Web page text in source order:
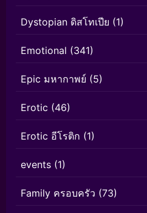
Dystopian ดิสโทเปีย (1)
Emotional (341)
Epic มหากาพย์ (5)
Erotic (46)
Erotic อีโรติก (1)
events (1)
Family ครอบครัว (73)